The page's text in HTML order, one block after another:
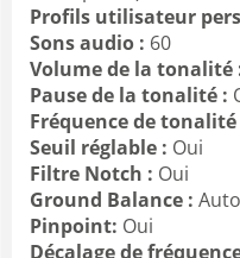
Profils utilisateur
Sons audio : 60
Volume de la tonalité
Pause de la tonalité :
Fréquence de tonalité
Seuil réglable : Oui
Filtre Notch : Oui
Ground Balance :
Pinpoint: Oui
Décalage de